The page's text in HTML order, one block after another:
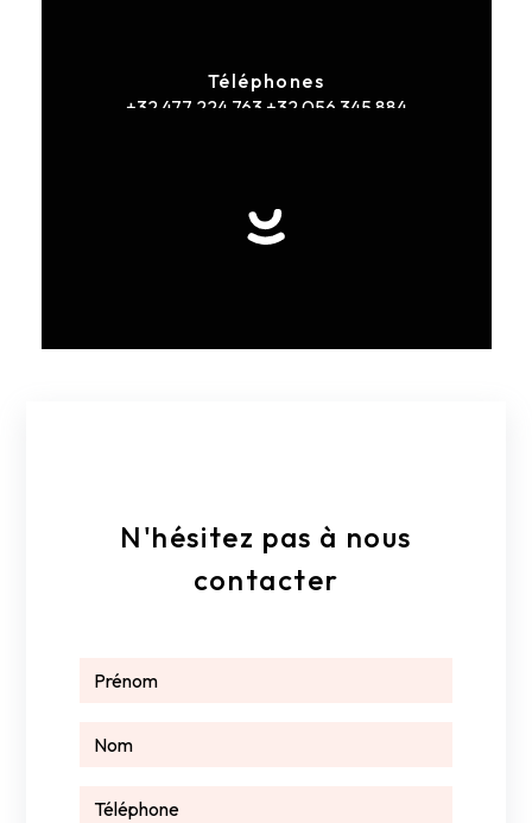
Téléphones
+32 477 224 763 +32 056 345 884
N'hésitez pas à nous
contacter